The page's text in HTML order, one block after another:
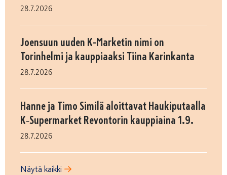
28.7.2026
Joensuun uuden K-Marketin nimi on
Torinhelmi ja kauppiaaksi Tiina Karinkanta
28.7.2026
Hanne ja Timo Similä aloittavat Haukiputaalla
K‑Supermarket Revontorin kauppiaina 1.9.
28.7.2026
Näytä kaikki